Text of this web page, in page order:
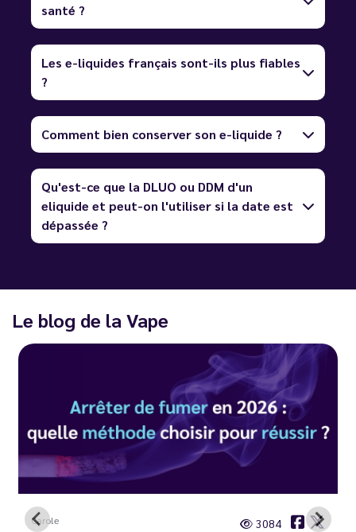
santé ?
Les e-liquides français sont-ils plus fiables
?
Comment bien conserver son e-liquide ?
Qu'est-ce que la DLUO ou DDM d'un
eliquide et peut-on l'utiliser si la date est
dépassée ?
Le blog de la Vape
Carole 3084